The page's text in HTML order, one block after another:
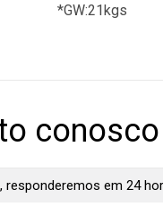
*GW:21kgs
em 24